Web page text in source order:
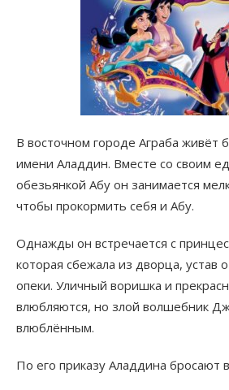
В восточном городе Аграба живёт
имени Аладдин. Вместе со своим
обезьянкой Абу он занимается
чтобы прокормить себя и Абу.
Однажды он встречается с
которая сбежала из дворца, устав
опеки. Уличный воришка и
влюбляются, но злой волшебник
влюблённым.
По его приказу Аладдина бросают